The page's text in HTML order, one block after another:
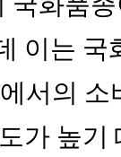
이는
서의
가 높기